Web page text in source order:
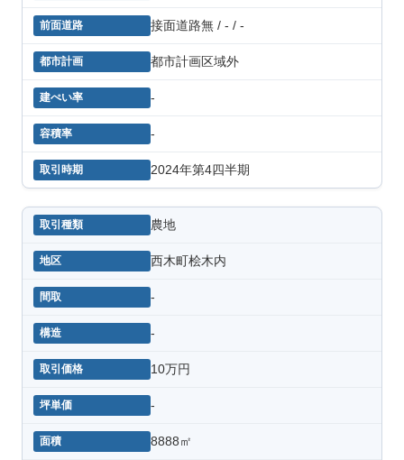
接面道路無 / - / -
都市計画区域外
-
-
2024年第4四半期
農地
西木町桧木内
-
-
10万円
-
8888㎡